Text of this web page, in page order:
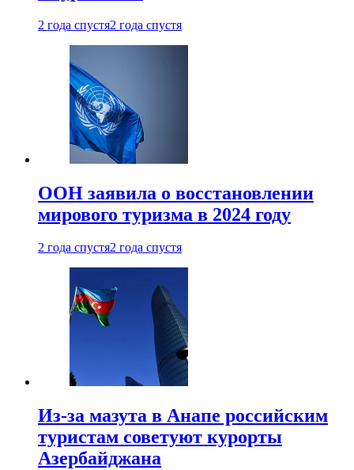
2 года спустя2 года спустя
ООН заявила о восстановлении
мирового туризма в 2024 году
2 года спустя2 года спустя
Из-за мазута в Анапе российским
туристам советуют курорты
Азербайджана